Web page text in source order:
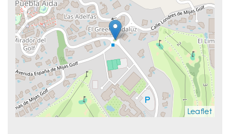
Leaflet